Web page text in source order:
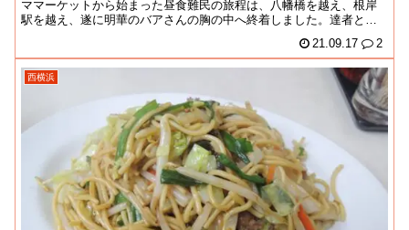
ママーケットから始まった昼食難民の旅程は、八幡橋を越え、根岸
駅を越え、遂に明華のバアさんの胸の中へ終着しました。達者とい
21.09.17 2
西横浜